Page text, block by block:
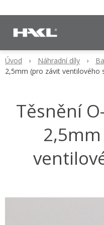
Úvod Náhradní díly
2,5mm (pro závit ventilového
Těsnění